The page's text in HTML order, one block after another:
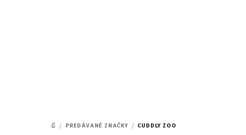
DOMOV
/ PREDÁVANÉ ZNAČKY / CUDDLY ZOO